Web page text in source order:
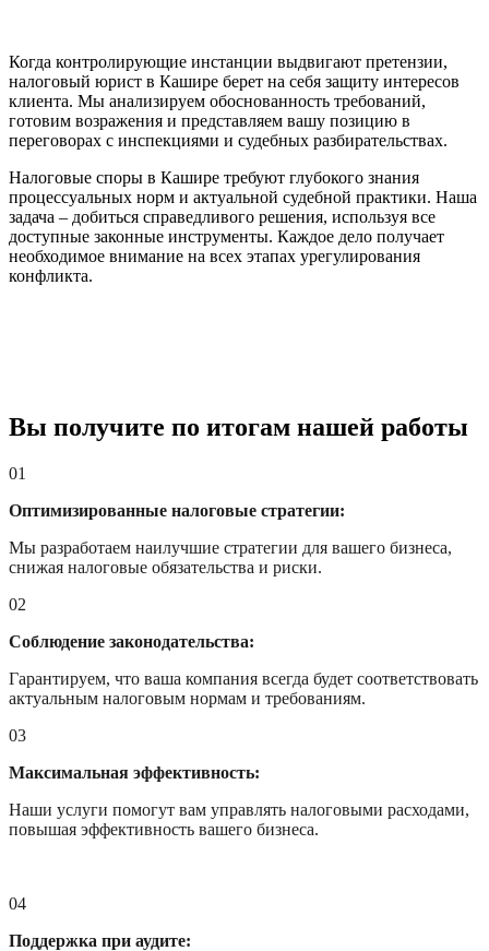
Когда контролирующие инстанции выдвигают претензии,
налоговый юрист в Кашире берет на себя защиту интересов
клиента. Мы анализируем обоснованность требований,
готовим возражения и представляем вашу позицию в
переговорах с инспекциями и судебных разбирательствах.
Налоговые споры в Кашире требуют глубокого знания
процессуальных норм и актуальной судебной практики. Наша
задача – добиться справедливого решения, используя все
доступные законные инструменты. Каждое дело получает
необходимое внимание на всех этапах урегулирования
конфликта.
Вы получите по итогам нашей работы
01
Оптимизированные налоговые стратегии:
Мы разработаем наилучшие стратегии для вашего бизнеса,
снижая налоговые обязательства и риски.
02
Соблюдение законодательства:
Гарантируем, что ваша компания всегда будет соответствовать
актуальным налоговым нормам и требованиям.
03
Максимальная эффективность:
Наши услуги помогут вам управлять налоговыми расходами,
повышая эффективность вашего бизнеса.
04
Поддержка при аудите: